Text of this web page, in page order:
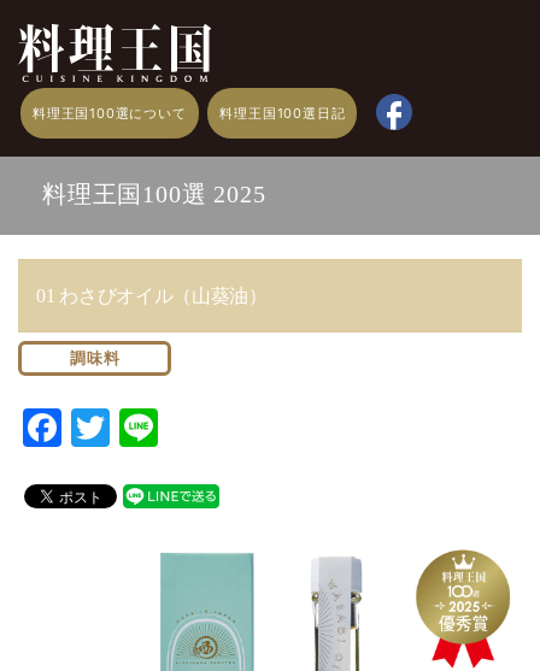
料理王国100選について 料理王国100選日記
料理王国100選 2025
01 わさびオイル（山葵油）
調味料
F
c
T
it e